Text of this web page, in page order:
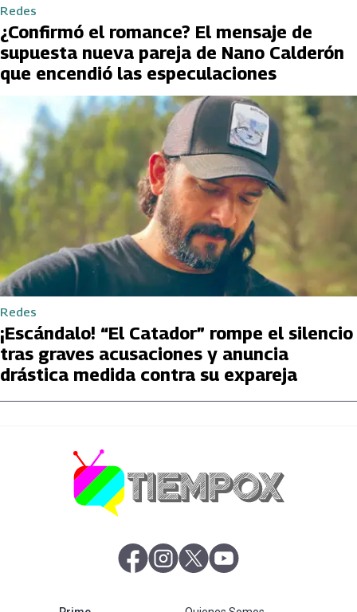
Redes
¿Confirmó el romance? El mensaje de
supuesta nueva pareja de Nano Calderón
que encendió las especulaciones
Redes
¡Escándalo! “El Catador” rompe el silencio
tras graves acusaciones y anuncia
drástica medida contra su expareja
abre en nueva pestaña
abre en nueva pestaña
abre en nueva pestaña